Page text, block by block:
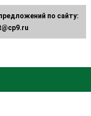
по сайту: